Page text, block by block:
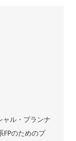
ャル・プランナ
FPのためのプ